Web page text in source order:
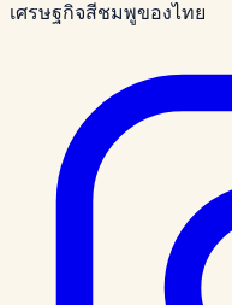
เศรษฐกิจสีชมพูของไทย